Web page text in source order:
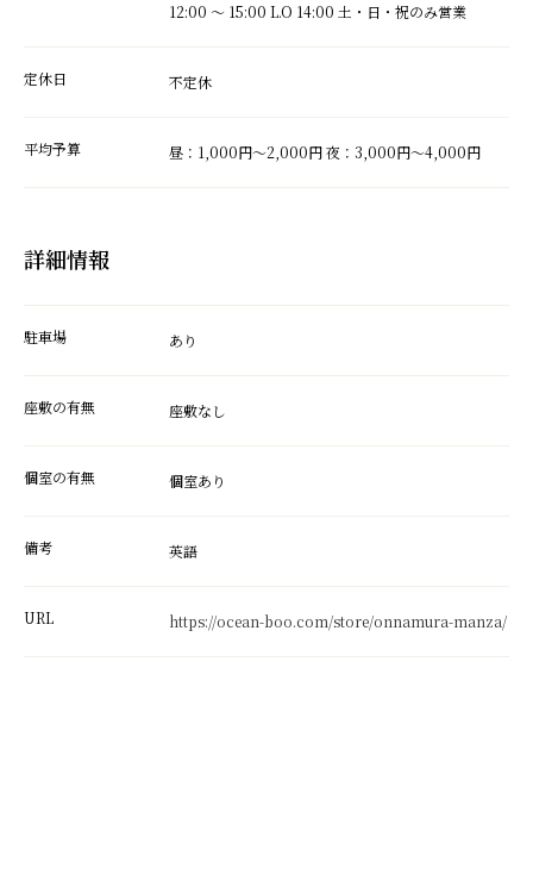
12:00 ～ 15:00 L.O 14:00 土・日・祝のみ営業
定休日 不定休
平均予算 昼：1,000円～2,000円 夜：3,000円～4,000円
詳細情報
駐車場 あり
座敷の有無 座敷なし
個室の有無 個室あり
備考 英語
URL https://ocean-boo.com/store/onnamura-manza/